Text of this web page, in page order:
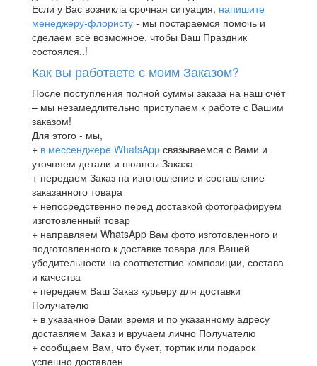
Если у Вас возникла срочная ситуация, напишите
менеджеру-флористу - мы постараемся помочь и
сделаем всё возможное, чтобы Ваш Праздник
состоялся..!
Как вы работаете с моим Заказом?
После поступления полной суммы заказа на наш счёт
– мы незамедлительно приступаем к работе с Вашим
заказом!
Для этого - мы,
+ в мессенджере WhatsApp связываемся с Вами и
уточняем детали и нюансы Заказа
+ передаем Заказ на изготовление и составление
заказанного товара
+ непосредственно перед доставкой фотографируем
изготовленный товар
+ направляем WhatsApp Вам фото изготовленного и
подготовленного к доставке товара для Вашей
убедительности на соответствие композиции, состава
и качества
+ передаем Ваш Заказ курьеру для доставки
Получателю
+ в указанное Вами время и по указанному адресу
доставляем Заказ и вручаем лично Получателю
+ сообщаем Вам, что букет, тортик или подарок
успешно доставлен